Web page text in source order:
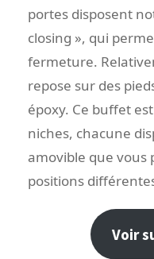
portes disposent
closing », qui
fermeture.
repose sur des
époxy. Ce buffet
niches, chacune
amovible que vous
positions
Voir